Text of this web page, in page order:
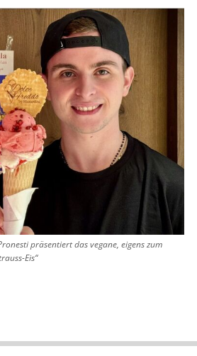
präsentiert das vegane, eigens zum
Eis“